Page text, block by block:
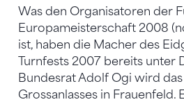
Was den Organisatoren der
Europameisterschaft 2008
ist, haben die Macher des
Turnfests 2007 bereits unter
Bundesrat Adolf Ogi wird
Grossanlasses in Frauenfeld.